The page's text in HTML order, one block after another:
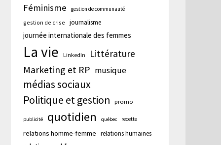
Féminisme gestion de communauté
gestion de crise journalisme
journée internationale des femmes
La vie LinkedIn Littérature
Marketing et RP musique
médias sociaux
Politique et gestion
promo
publicité quotidien québec recette
relations homme-femme relations humaines